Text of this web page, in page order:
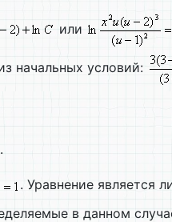
или
начальных условий:
.
. Уравнение является
в данном